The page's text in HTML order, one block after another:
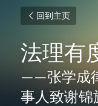
回到主页
法理有
——张学成
事人致谢锦